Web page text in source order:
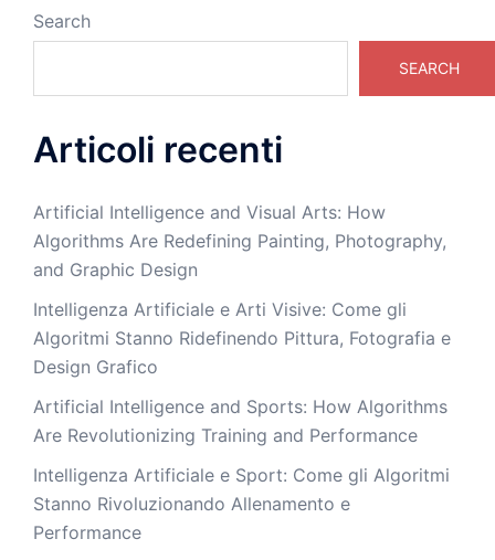
Search
SEARCH
Articoli recenti
Artificial Intelligence and Visual Arts: How
Algorithms Are Redefining Painting, Photography,
and Graphic Design
Intelligenza Artificiale e Arti Visive: Come gli
Algoritmi Stanno Ridefinendo Pittura, Fotografia e
Design Grafico
Artificial Intelligence and Sports: How Algorithms
Are Revolutionizing Training and Performance
Intelligenza Artificiale e Sport: Come gli Algoritmi
Stanno Rivoluzionando Allenamento e
Performance